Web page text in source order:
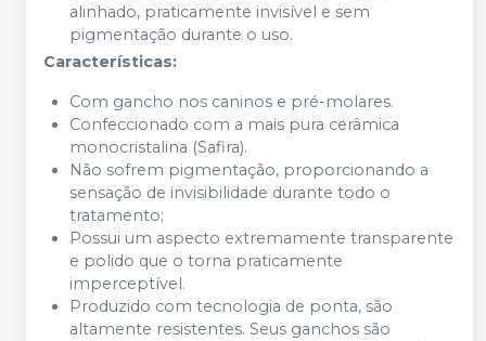
alinhado, praticamente invisível e sem
pigmentação durante o uso.
Características:
Com gancho nos caninos e pré-molares.
Confeccionado com a mais pura cerâmica
monocristalina (Safira).
Não sofrem pigmentação, proporcionando a
sensação de invisibilidade durante todo o
tratamento;
Possui um aspecto extremamente transparente
e polido que o torna praticamente
imperceptível.
Produzido com tecnologia de ponta, são
altamente resistentes. Seus ganchos são